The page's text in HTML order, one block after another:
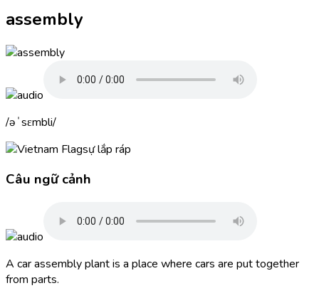
assembly
əˈsɛmbli
sự lắp ráp
Câu ngữ cảnh
A carassemblyplant is a place where cars are put together
from parts.